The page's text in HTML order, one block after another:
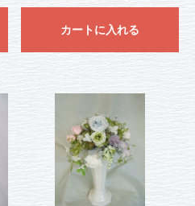
カートに入れる